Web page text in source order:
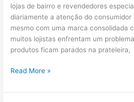
lojas de bairro e revendedores
diariamente a atenção do consumidor
mesmo com uma marca consolidada
muitos lojistas enfrentam um
produtos ficam parados na prateleira,
no
digital
Read More »